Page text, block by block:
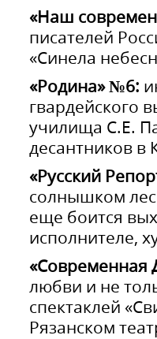
«Наш
писателей
«Синела
«Родина» №6:
гвардейского
училища С.Е.
десантников в
«Русский
солнышком
еще боится
исполнителе,
«Современная
любви и не
спектаклей
Рязанском